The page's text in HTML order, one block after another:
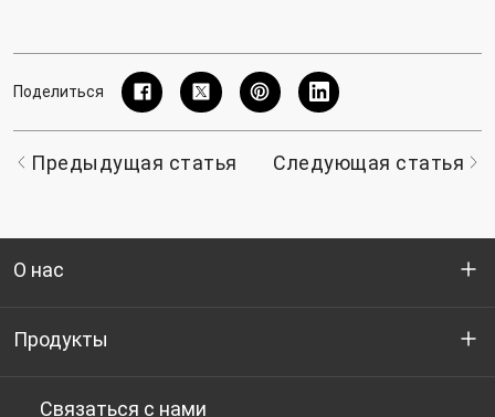
Поделиться
Предыдущая статья Следующая статья
О нас
Кто мы
НИОКР
Продукты
Бутылочный ПЭТ-гранулят
Связаться с нами